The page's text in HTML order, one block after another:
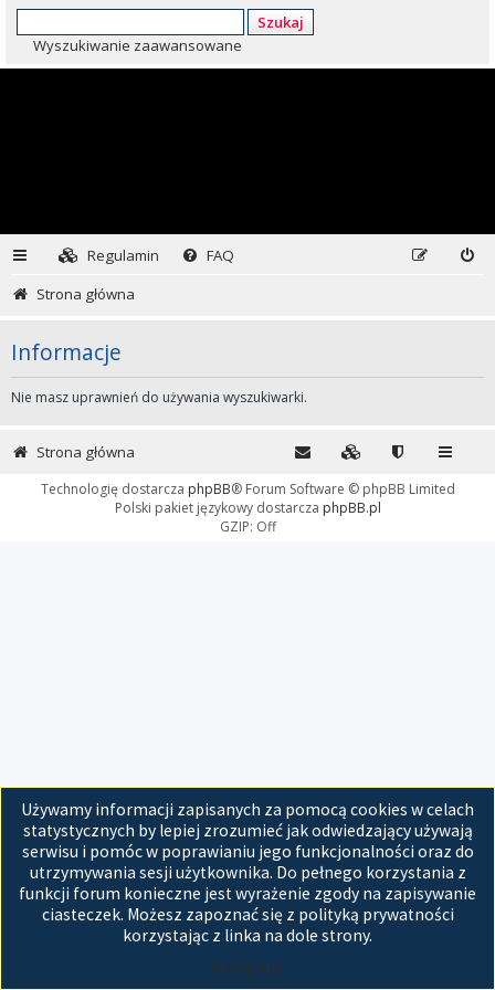
Szukaj
Wyszukiwanie zaawansowane
Regulamin
FAQ
Strona główna
Informacje
Nie masz uprawnień do używania wyszukiwarki.
Używamy informacji zapisanych za pomocą cookies w celach
statystycznych by lepiej zrozumieć jak odwiedzający używają
serwisu i pomóc w poprawianiu jego funkcjonalności oraz do
utrzymywania sesji użytkownika. Do pełnego korzystania z
funkcji forum konieczne jest wyrażenie zgody na zapisywanie
ciasteczek. Możesz zapoznać się z polityką prywatności
korzystając z linka na dole strony.
Akceptuję
Strona główna
Technologię dostarcza phpBB® Forum Software © phpBB Limited
Polski pakiet językowy dostarcza phpBB.pl
GZIP: Off